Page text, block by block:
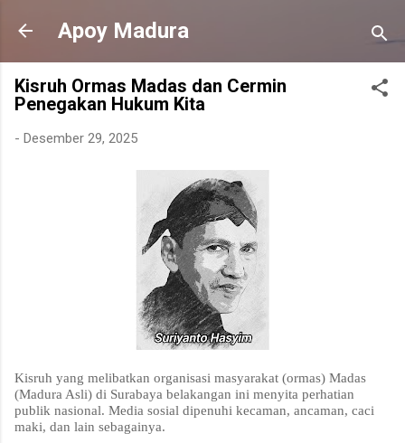
Langsung ke konten utama
Apoy Madura
Kisruh Ormas Madas dan Cermin
Penegakan Hukum Kita
- Desember 29, 2025
Kisruh yang melibatkan organisasi masyarakat (ormas) Madas
(Madura Asli) di Surabaya belakangan ini menyita perhatian
publik nasional. Media sosial dipenuhi kecaman, ancaman, caci
maki, dan lain sebagainya.